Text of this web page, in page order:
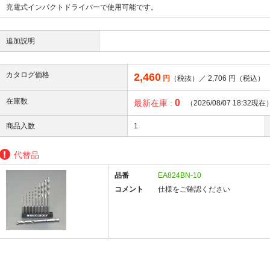
充電式インパクトドライバーで使用可能です。
追加説明
カタログ価格 2,460 円 （税抜）／2,706 円（税込）
在庫数 最新在庫 :0 （2026/08/07 18:32現在）
商品入数 1
代替品
品番
EA824BN-10
コメント
仕様をご確認ください